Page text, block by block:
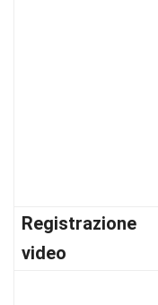
Registrazione
video